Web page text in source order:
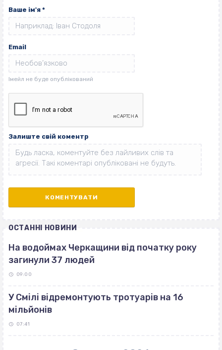
Ваше ім'я *
Email
Залиште свій коментр
ОСТАННІ НОВИНИ
На водоймах Черкащини від початку року
загинули 37 людей
09:00
У Смілі відремонтують тротуарів на 16
мільйонів
07:41